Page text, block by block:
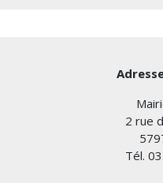
2 rue
Tél.